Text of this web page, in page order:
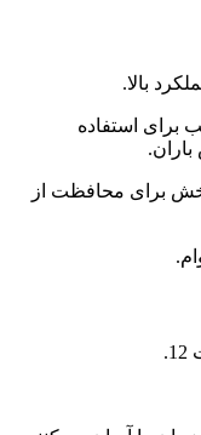
50 متر، مناسب برای استفاده
برای محافظت از